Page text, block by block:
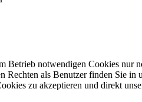
Betrieb notwendigen Cookies
Rechten als Benutzer finden Sie in
zu akzeptieren und direkt